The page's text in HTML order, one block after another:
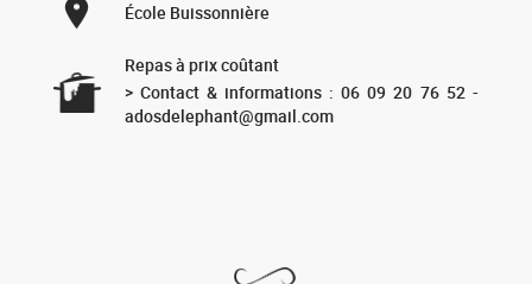
École Buissonnière
Repas à prix coûtant
> Contact & informations : 06 09 20 76 52 -
adosdelephant@gmail.com